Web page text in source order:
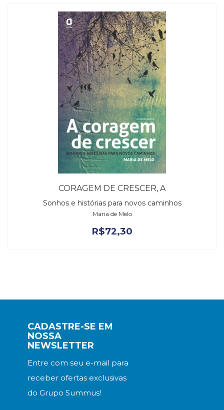
CORAGEM DE CRESCER, A
Sonhos e histórias para novos caminhos
Maria de Melo
R$72,30
CADASTRE-SE EM
NOSSA
NEWSLETTER
Entre com seu e-mail para
receber ofertas exclusivas
do Grupo Summus!